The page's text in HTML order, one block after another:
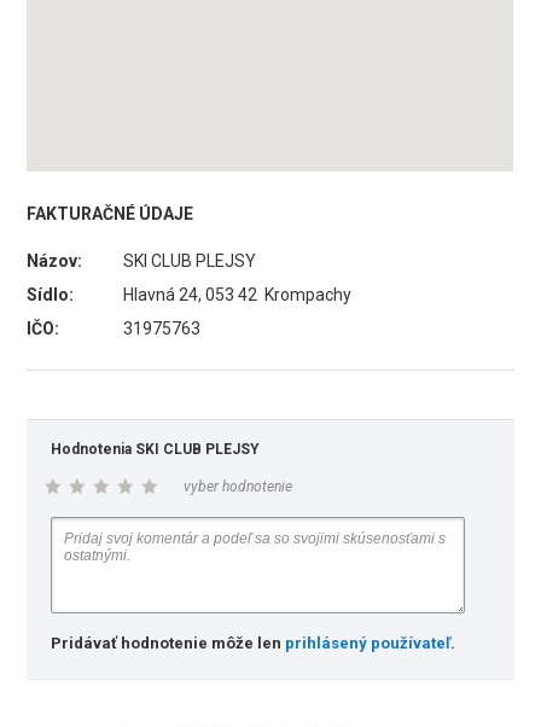
FAKTURAČNÉ ÚDAJE
Názov:
SKI CLUB PLEJSY
Sídlo:
Hlavná 24, 053 42 Krompachy
IČO:
31975763
Hodnotenia SKI CLUB PLEJSY
vyber hodnotenie
Pridávať hodnotenie môže len prihlásený používateľ.